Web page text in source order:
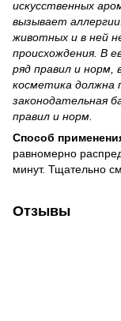
искусственных
вызывает
животных и в ней
происхождения. В
ряд правил и
косметика должна
законодательная
правил и норм.
Способ
равномерно
минут. Тщательно
Отзывы